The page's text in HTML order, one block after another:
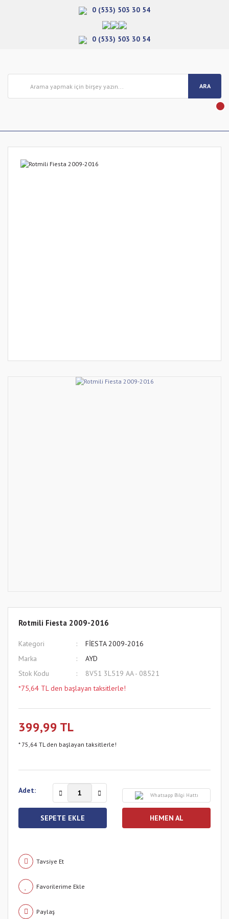
0 (533) 503 30 54
0 (533) 503 30 54
ARA
Rotmili Fiesta 2009-2016
Kategori
FİESTA 2009-2016
Marka
AYD
Stok Kodu
8V51 3L519 AA - 08521
*75,64 TL den başlayan taksitlerle!
399,99 TL
* 75,64 TL den başlayan taksitlerle!
Adet:
Whatsapp Bilgi Hattı
SEPETE EKLE HEMEN AL
Tavsiye Et
Paylaş